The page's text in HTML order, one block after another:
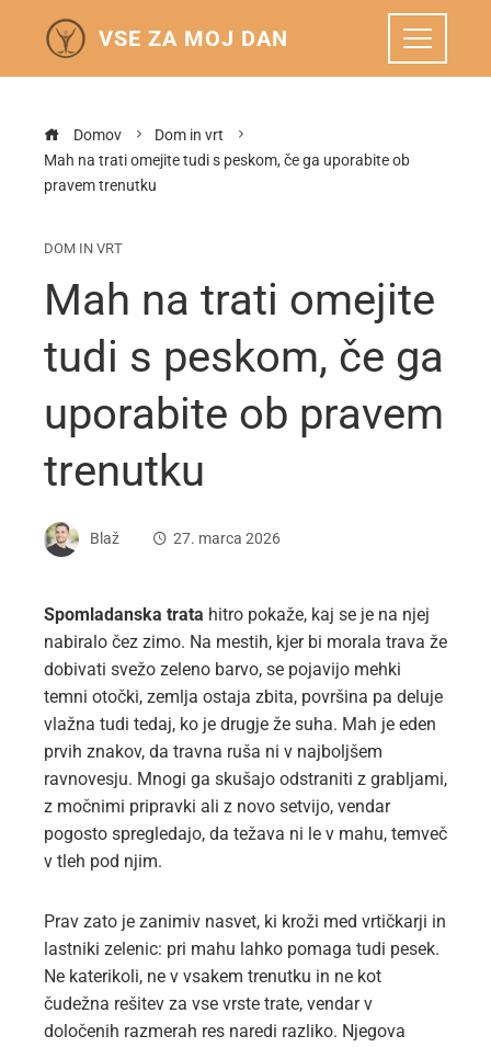
VSE ZA MOJ DAN
Domov
Dom in vrt
Mah na trati omejite tudi s peskom, če ga uporabite ob
pravem trenutku
DOM IN VRT
Mah na trati omejite
tudi s peskom, če ga
uporabite ob pravem
trenutku
Blaž 27. marca 2026
Spomladanska trata hitro pokaže, kaj se je na njej
nabiralo čez zimo. Na mestih, kjer bi morala trava že
dobivati svežo zeleno barvo, se pojavijo mehki
temni otočki, zemlja ostaja zbita, površina pa deluje
vlažna tudi tedaj, ko je drugje že suha. Mah je eden
prvih znakov, da travna ruša ni v najboljšem
ravnovesju. Mnogi ga skušajo odstraniti z grabljami,
z močnimi pripravki ali z novo setvijo, vendar
pogosto spregledajo, da težava ni le v mahu, temveč
v tleh pod njim.
Prav zato je zanimiv nasvet, ki kroži med vrtičkarji in
lastniki zelenic: pri mahu lahko pomaga tudi pesek.
Ne katerikoli, ne v vsakem trenutku in ne kot
čudežna rešitev za vse vrste trate, vendar v
določenih razmerah res naredi razliko. Njegova